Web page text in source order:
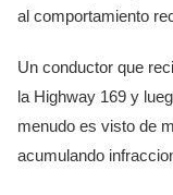
al comportamiento
Un conductor que
la Highway 169 y
menudo es visto de
acumulando